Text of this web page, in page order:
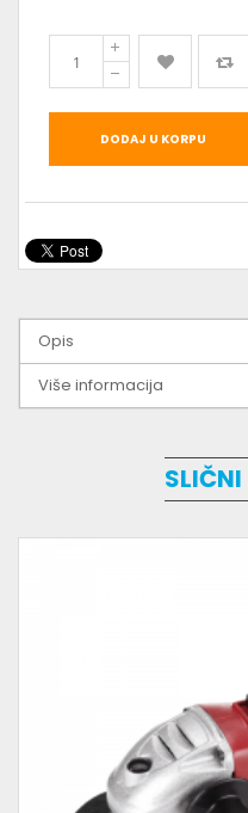
DODAJ U KORPU
Opis
Više informacija
SLIČNI